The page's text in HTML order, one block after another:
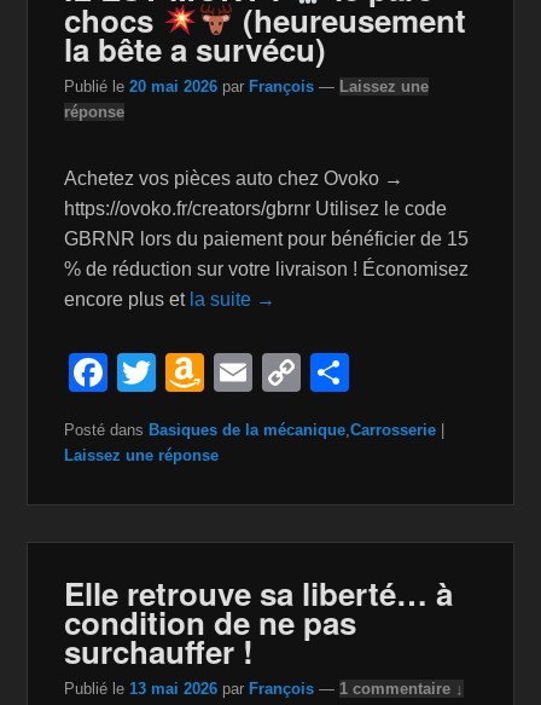
o
k
W
is
h
st
k
chocs (heureusement
la bête a survécu)
Publié le20 mai 2026 par François — Laissez une
réponse
Achetez vos pièces auto chez Ovoko →
https://ovoko.fr/creators/gbrnr Utilisez le code
GBRNR lors du paiement pour bénéficier de 15
% de réduction sur votre livraison ! Économisez
encore plus et la suite →
F
c
o
k
T
tt
A
a
W
is
h
E
m
ail
C
p
k
ta
Posté dans Basiques de la mécanique ,Carrosserie
Laissez une réponse
Elle retrouve sa liberté… à
condition de ne pas
surchauffer !
Publié le 13 mai 2026 par François — 1 commentaire ↓